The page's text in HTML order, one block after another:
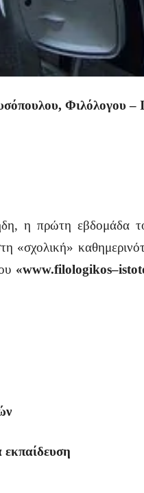
Φιλόλογου –
η πρώτη εβδομάδα
«σχολική»
«www.filologikos–
εκπαίδευση